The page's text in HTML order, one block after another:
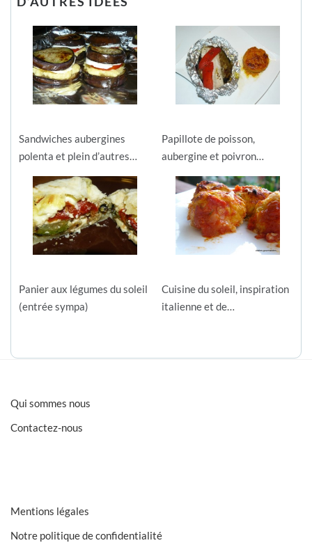
Sandwiches aubergines
polenta et plein d’autres…
Papillote de poisson,
aubergine et poivron…
Panier aux légumes du soleil
(entrée sympa)
Cuisine du soleil, inspiration
italienne et de…
Qui sommes nous
Contactez-nous
Mentions légales
Notre politique de confidentialité